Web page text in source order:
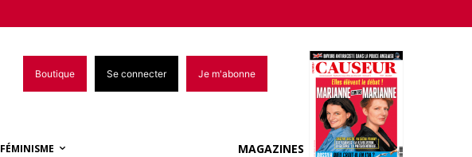
Boutique Se connecter Je m'abonne
FÉMINISME MAGAZINES